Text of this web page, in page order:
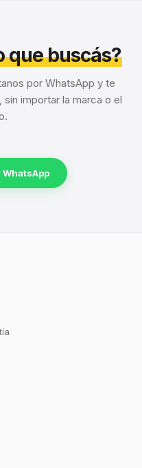
que buscás?
por WhatsApp y te
importar la marca o el